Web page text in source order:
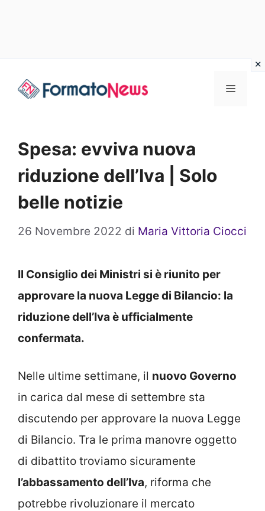
Menu
Spesa: evviva nuova
riduzione dell’Iva | Solo
belle notizie
26 Novembre 2022 di Maria Vittoria Ciocci
Il Consiglio dei Ministri si è riunito per
approvare la nuova Legge di Bilancio: la
riduzione dell’Iva è ufficialmente
confermata.
Nelle ultime settimane, il nuovo Governo
in carica dal mese di settembre sta
discutendo per approvare la nuova Legge
di Bilancio. Tra le prima manovre oggetto
di dibattito troviamo sicuramente
l’abbassamento dell’Iva, riforma che
potrebbe rivoluzionare il mercato